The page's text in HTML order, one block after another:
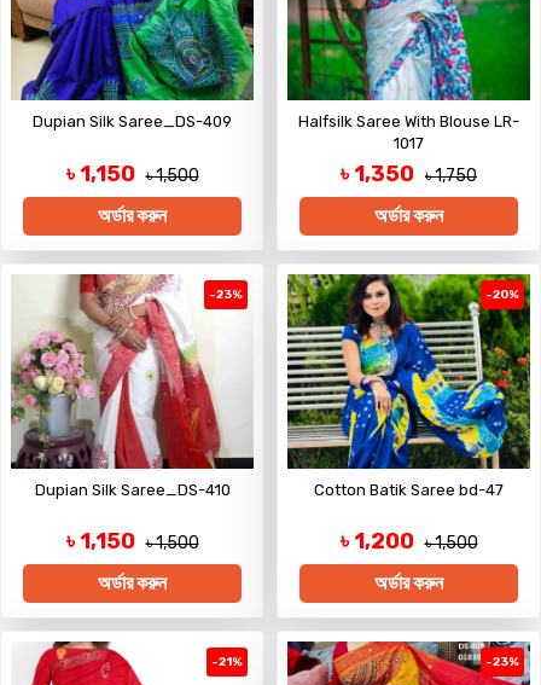
Dupian Silk Saree_DS-409
৳ 1,150 ৳ 1,500
অর্ডার করুন
Halfsilk Saree With Blouse LR-
1017
৳ 1,350 ৳ 1,750
অর্ডার করুন
-23%
Dupian Silk Saree_DS-410
৳ 1,150 ৳ 1,500
অর্ডার করুন
-20%
Cotton Batik Saree bd-47
৳ 1,200 ৳ 1,500
অর্ডার করুন
-21% -23%